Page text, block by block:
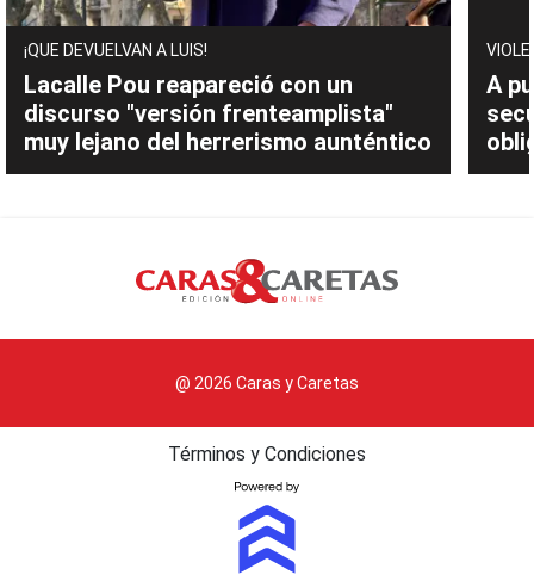
¡QUE DEVUELVAN A LUIS!
Lacalle Pou reapareció con un
discurso "versión frenteamplista"
muy lejano del herrerismo aunténtico
A
@ 2026 Caras y Caretas
Términos y Condiciones